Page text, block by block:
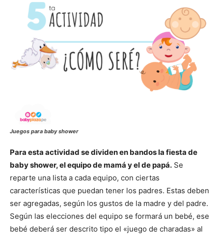
Juegos para baby shower
Para esta actividad se dividen en bandos la fiesta de
baby shower, el equipo de mamá y el de papá. Se
reparte una lista a cada equipo, con ciertas
características que puedan tener los padres. Estas deben
ser agregadas, según los gustos de la madre y del padre.
Según las elecciones del equipo se formará un bebé, ese
bebé deberá ser descrito tipo el «juego de charadas» al